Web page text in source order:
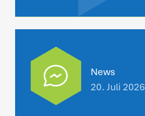
News
20. Juli 2026